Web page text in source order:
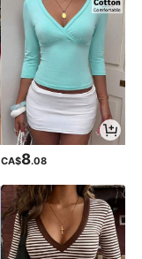
CA$8.08